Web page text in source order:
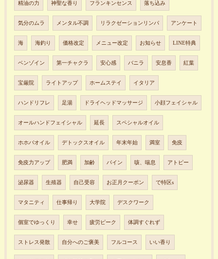
精油の力 神聖な香り フランキンセンス 落ち込み
気分のムラ メンタル不調 リラクゼーションリンパ アンケート
海 海釣り 価格改定 メニュー改定 お知らせ LINE特典
ベンゾイン 第一チャクラ 安心感 バニラ 安息香 紅葉
宝厳院 ライトアップ ホームステイ イタリア
ハンドリフレ 足湯 ドライヘッドマッサージ 小顔フェイシャル
オールハンドフェイシャル 延長 スペシャルオイル
ホホバオイル デトックスオイル 年末年始 満室 免疫
免疫力アップ 肥満 加齢 パイン 咳、喘息 アトピー
泌尿器 生殖器 自己受容 お正月クーポン で特区s
マタニティ 仕事帰り 大学院 デスクワーク
個室でゆっくり 幸せ 疲労ピーク 体調すぐれず
ストレス発散 自分へのご褒美 フルコース いい香り